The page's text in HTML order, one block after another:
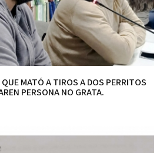
MATÓ A TIROS A DOS PERRITOS
PERSONA NO GRATA.